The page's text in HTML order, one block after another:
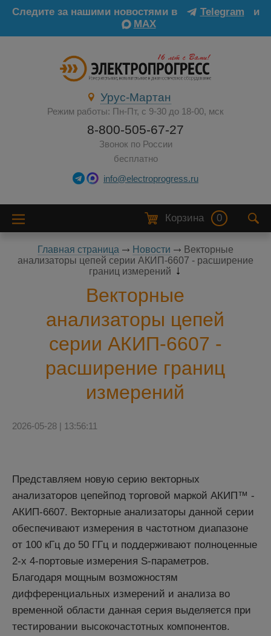
Следите за нашими новостями в Telegram
и
MAX
Урус-Мартан
Режим работы: Пн-Пт, с 9-30 до 18-00, мск
8-800-505-67-27
Звонок по России
бесплатно
info@electroprogress.ru
Корзина 0
Главная страница Новости
Векторные
анализаторы цепей серии АКИП-6607 - расширение
границ измерений
Векторные
анализаторы цепей
серии АКИП-6607 -
расширение границ
измерений
2026-05-28 | 13:56:11
Представляем новую серию векторных
анализаторов цепейпод торговой маркой АКИП™ -
АКИП-6607. Векторные анализаторы данной серии
обеспечивают измерения в частотном диапазоне
от 100 кГц до 50 ГГц и поддерживают полноценные
2-х 4-портовые измерения S-параметров.
Благодаря мощным возможностям
дифференциальных измерений и анализа во
временной области данная серия выделяется при
тестировании высокочастотных компонентов.